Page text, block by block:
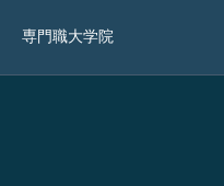
専門職大学院